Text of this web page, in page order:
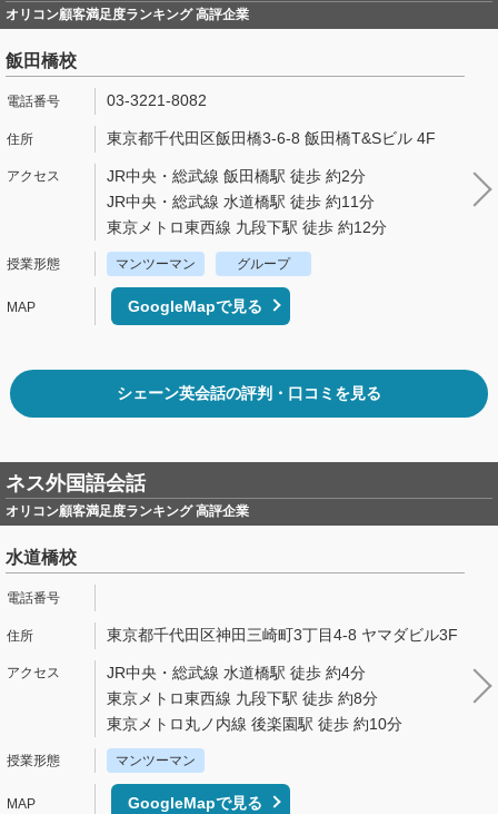
オリコン顧客満足度ランキング 高評企業
飯田橋校
03-3221-8082
東京都千代田区飯田橋3-6-8 飯田橋T&Sビル 4F
JR中央・総武線 飯田橋駅 徒歩 約2分
JR中央・総武線 水道橋駅 徒歩 約11分
東京メトロ東西線 九段下駅 徒歩 約12分
マンツーマン グループ
GoogleMapで見る
シェーン英会話の評判・口コミを見る
ネス外国語会話
オリコン顧客満足度ランキング 高評企業
水道橋校
東京都千代田区神田三崎町3丁目4-8 ヤマダビル3F
JR中央・総武線 水道橋駅 徒歩 約4分
東京メトロ東西線 九段下駅 徒歩 約8分
東京メトロ丸ノ内線 後楽園駅 徒歩 約10分
マンツーマン
GoogleMapで見る